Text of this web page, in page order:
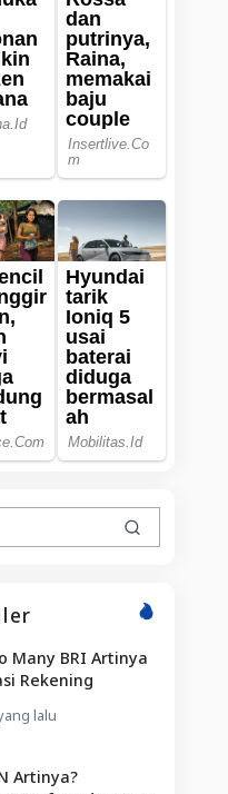
Many BRI Artinya
Rekening
lalu
Artinya?